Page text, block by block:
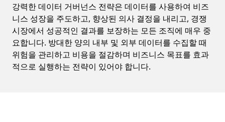
강력한 데이터 거버넌스 전략은 데이터를 사용하여 비즈
니스 성장을 주도하고, 향상된 의사 결정을 내리고, 경쟁
시장에서 성공적인 결과를 보장하는 모든 조직에 매우 중
요합니다. 방대한 양의 내부 및 외부 데이터를 수집할 때
위험을 관리하고 비용을 절감하며 비즈니스 목표를 효과
적으로 실행하는 전략이 있어야 합니다.